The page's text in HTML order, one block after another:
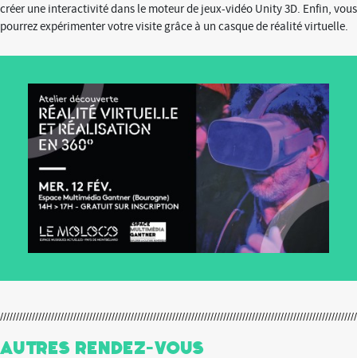
créer une interactivité dans le moteur de jeux-vidéo Unity 3D. Enfin, vous
pourrez expérimenter votre visite grâce à un casque de réalité virtuelle.
Autres Rendez-Vous